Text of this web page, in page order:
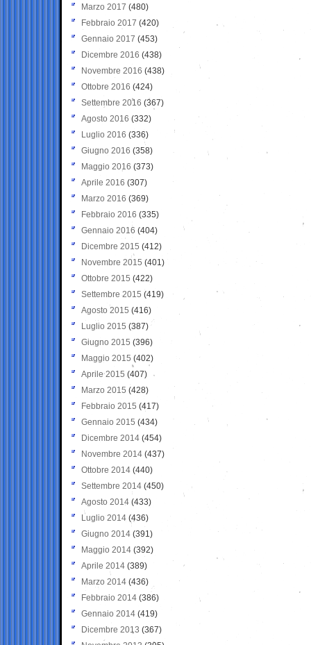
Marzo 2017 (480)
Febbraio 2017 (420)
Gennaio 2017 (453)
Dicembre 2016 (438)
Novembre 2016 (438)
Ottobre 2016 (424)
Settembre 2016 (367)
Agosto 2016 (332)
Luglio 2016 (336)
Giugno 2016 (358)
Maggio 2016 (373)
Aprile 2016 (307)
Marzo 2016 (369)
Febbraio 2016 (335)
Gennaio 2016 (404)
Dicembre 2015 (412)
Novembre 2015 (401)
Ottobre 2015 (422)
Settembre 2015 (419)
Agosto 2015 (416)
Luglio 2015 (387)
Giugno 2015 (396)
Maggio 2015 (402)
Aprile 2015 (407)
Marzo 2015 (428)
Febbraio 2015 (417)
Gennaio 2015 (434)
Dicembre 2014 (454)
Novembre 2014 (437)
Ottobre 2014 (440)
Settembre 2014 (450)
Agosto 2014 (433)
Luglio 2014 (436)
Giugno 2014 (391)
Maggio 2014 (392)
Aprile 2014 (389)
Marzo 2014 (436)
Febbraio 2014 (386)
Gennaio 2014 (419)
Dicembre 2013 (367)